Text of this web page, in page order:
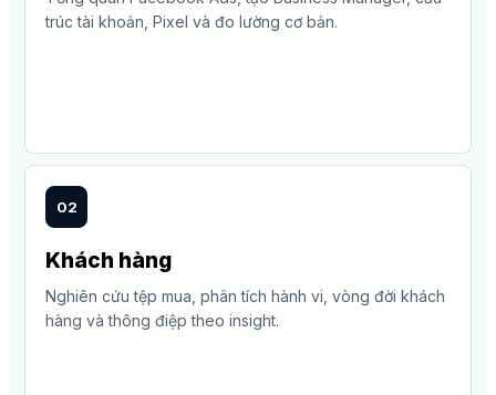
trúc tài khoản, Pixel và đo lường cơ bản.
02
Khách hàng
Nghiên cứu tệp mua, phân tích hành vi, vòng đời khách
hàng và thông điệp theo insight.